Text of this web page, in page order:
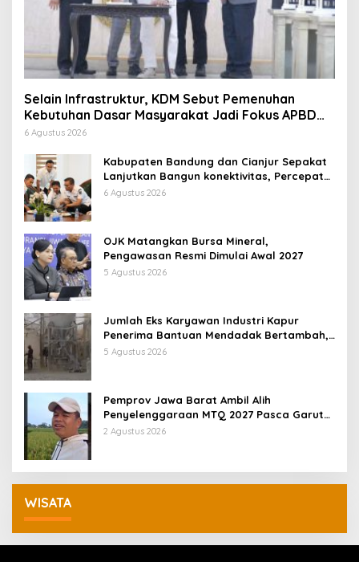
Selain Infrastruktur, KDM Sebut Pemenuhan
Kebutuhan Dasar Masyarakat Jadi Fokus APBD
Jabar 2027
6 Agustus 2026
Kabupaten Bandung dan Cianjur Sepakat
Lanjutkan Bangun konektivitas, Percepat
Pertumbuhan Ekonomi Daerah
6 Agustus 2026
OJK Matangkan Bursa Mineral,
Pengawasan Resmi Dimulai Awal 2027
5 Agustus 2026
Jumlah Eks Karyawan Industri Kapur
Penerima Bantuan Mendadak Bertambah,
KDM: Kita Identifikasi
5 Agustus 2026
Pemprov Jawa Barat Ambil Alih
Penyelenggaraan MTQ 2027 Pasca Garut
Mundur Jadi Tuan Rumah
2 Agustus 2026
WISATA